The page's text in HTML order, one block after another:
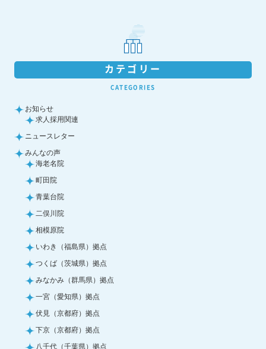
カテゴリー
CATEGORIES
お知らせ
求人採用関連
ニュースレター
みんなの声
海老名院
町田院
青葉台院
二俣川院
相模原院
いわき（福島県）拠点
つくば（茨城県）拠点
みなかみ（群馬県）拠点
一宮（愛知県）拠点
伏見（京都府）拠点
下京（京都府）拠点
八千代（千葉県）拠点